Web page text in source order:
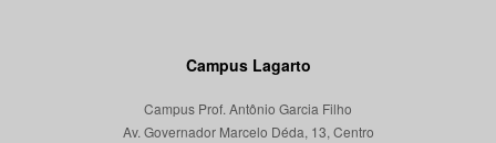
Campus Lagarto
Campus Prof. Antônio Garcia Filho
Av. Governador Marcelo Déda, 13, Centro